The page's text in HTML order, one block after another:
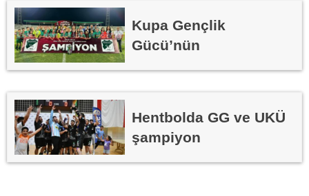
Kupa Gençlik
Gücü’nün
Hentbolda GG ve UKÜ
şampiyon